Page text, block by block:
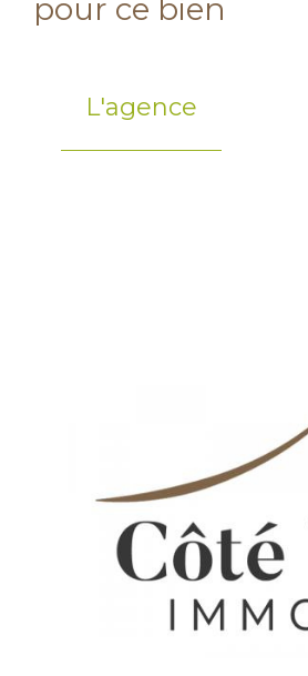
pour ce bien
L'agence